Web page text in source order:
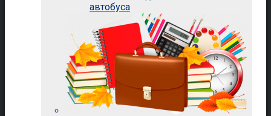
автобуса